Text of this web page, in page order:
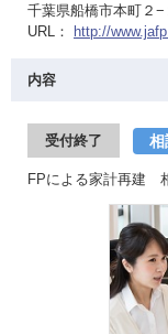
千葉県船橋市本町２
URL：
http://
内容
受付終了 相
FPによる家計再建